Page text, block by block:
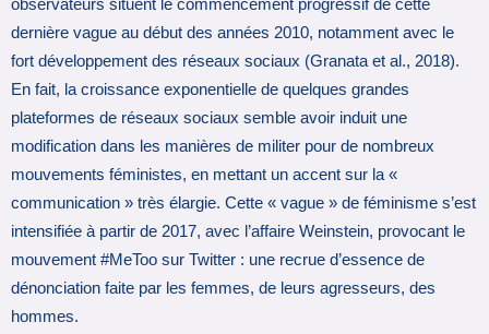
observateurs situent le commencement progressif de cette
dernière vague au début des années 2010, notamment avec le
fort développement des réseaux sociaux (Granata et al., 2018).
En fait, la croissance exponentielle de quelques grandes
plateformes de réseaux sociaux semble avoir induit une
modification dans les manières de militer pour de nombreux
mouvements féministes, en mettant un accent sur la «
communication » très élargie. Cette « vague » de féminisme s’est
intensifiée à partir de 2017, avec l’affaire Weinstein, provocant le
mouvement #MeToo sur Twitter : une recrue d’essence de
dénonciation faite par les femmes, de leurs agresseurs, des
hommes.